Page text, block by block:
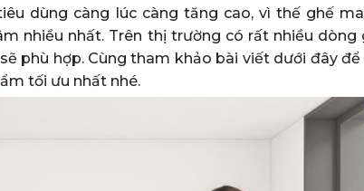
dùng càng lúc càng tăng cao, vì thế ghế
nhiều nhất. Trên thị trường có rất nhiều dòng
phù hợp. Cùng tham khảo bài viết dưới đây
tối ưu nhất nhé.